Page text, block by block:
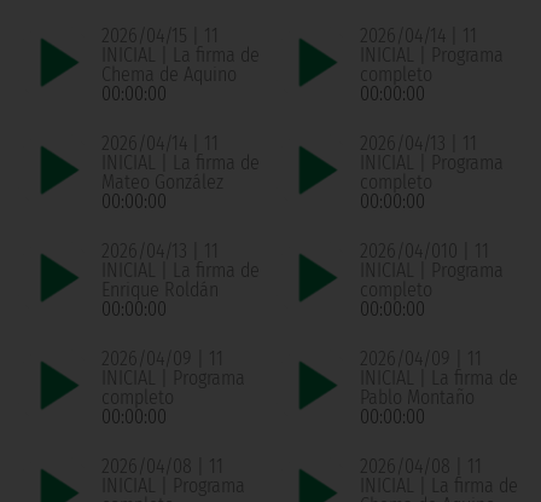
2026/04/15 | 11
INICIAL | La firma de
Chema de Aquino
00:00:00
2026/04/14 | 11
INICIAL | Programa
completo
00:00:00
2026/04/14 | 11
INICIAL | La firma de
Mateo González
00:00:00
2026/04/13 | 11
INICIAL | Programa
completo
00:00:00
2026/04/13 | 11
INICIAL | La firma de
Enrique Roldán
00:00:00
2026/04/010 | 11
INICIAL | Programa
completo
00:00:00
2026/04/09 | 11
INICIAL | Programa
completo
00:00:00
2026/04/09 | 11
INICIAL | La firma de
Pablo Montaño
00:00:00
2026/04/08 | 11
INICIAL | Programa
2026/04/08 | 11
INICIAL | La firma de